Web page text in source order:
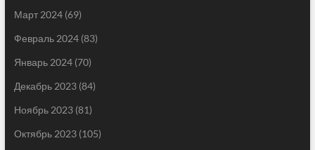
Март 2024(69)
Февраль 2024(83)
Январь 2024(70)
Декабрь 2023(84)
Ноябрь 2023(81)
Октябрь 2023(105)